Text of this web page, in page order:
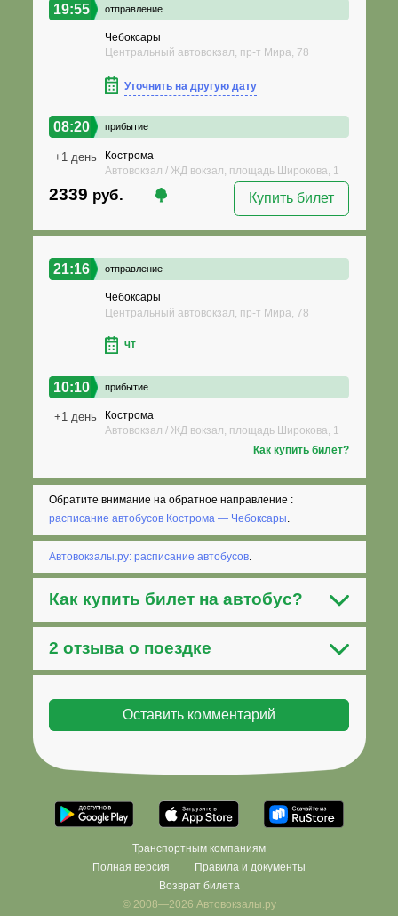
19:55 отправление
Чебоксары
Центральный автовокзал, пр-т Мира, 78
Уточнить на другую дату
08:20 прибытие
+1 день
Кострома
Автовокзал / ЖД вокзал, площадь Широкова, 1
2339 руб. Купить билет
21:16 отправление
Чебоксары
Центральный автовокзал, пр-т Мира, 78
чт
10:10 прибытие
+1 день
Кострома
Автовокзал / ЖД вокзал, площадь Широкова, 1
Как купить билет?
Обратите внимание на обратное направление :
расписание автобусов Кострома — Чебоксары.
Автовокзалы.ру: расписание автобусов
Как купить билет на автобус?
2 отзыва о поездке
Транспортным компаниям
Полная версия
Правила и документы
Возврат билета
© 2008—2026 Автовокзалы.ру